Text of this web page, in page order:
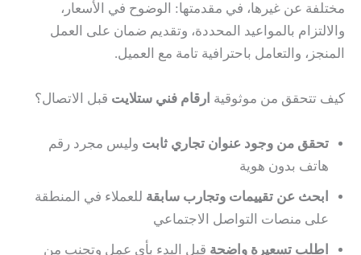
مختلفة عن غيرها، في مقدمتها: الوضوح في الأسعار،
والالتزام بالمواعيد المحددة، وتقديم ضمان على العمل
المنجز، والتعامل باحترافية تامة مع العميل.
كيف تتحقق من موثوقية ارقام فني ستلايت قبل الاتصال؟
تحقق من وجود عنوان تجاري ثابت وليس مجرد رقم
هاتف بدون هوية
ابحث عن تقييمات وتجارب سابقة للعملاء في المنطقة
على منصات التواصل الاجتماعي
اطلب تسعيرة واضحة قبل البدء بأي عمل وتجنب من